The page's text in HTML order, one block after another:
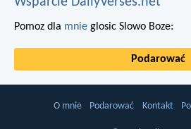
Pomoz dla mnie glosic Slowo Boze:
Podarować
O mnie Podarować Kontakt